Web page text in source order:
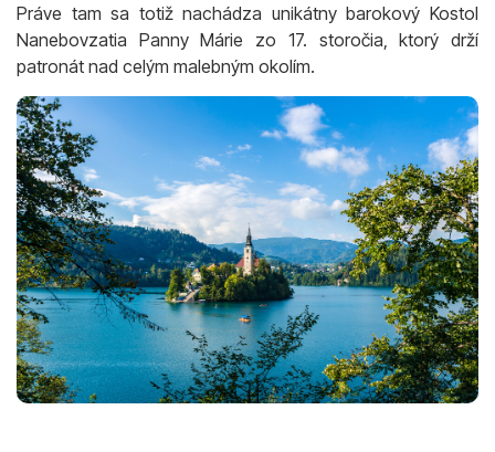
Práve tam sa totiž nachádza unikátny barokový Kostol
Nanebovzatia Panny Márie zo 17. storočia, ktorý drží
patronát nad celým malebným okolím.